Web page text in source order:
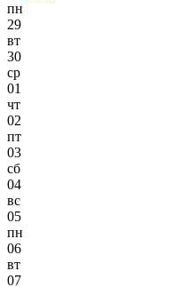
пн
29
вт
30
ср
01
чт
02
пт
03
сб
04
вс
05
пн
06
вт
07